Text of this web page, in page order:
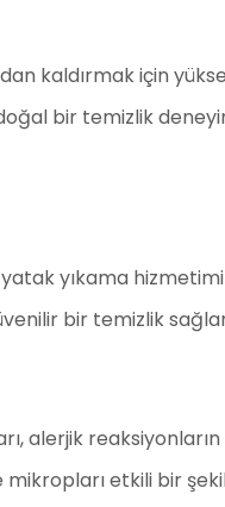
kaldırmak için
bir temizlik
yatak yıkama
bir temizlik
alerjik
etkili bir